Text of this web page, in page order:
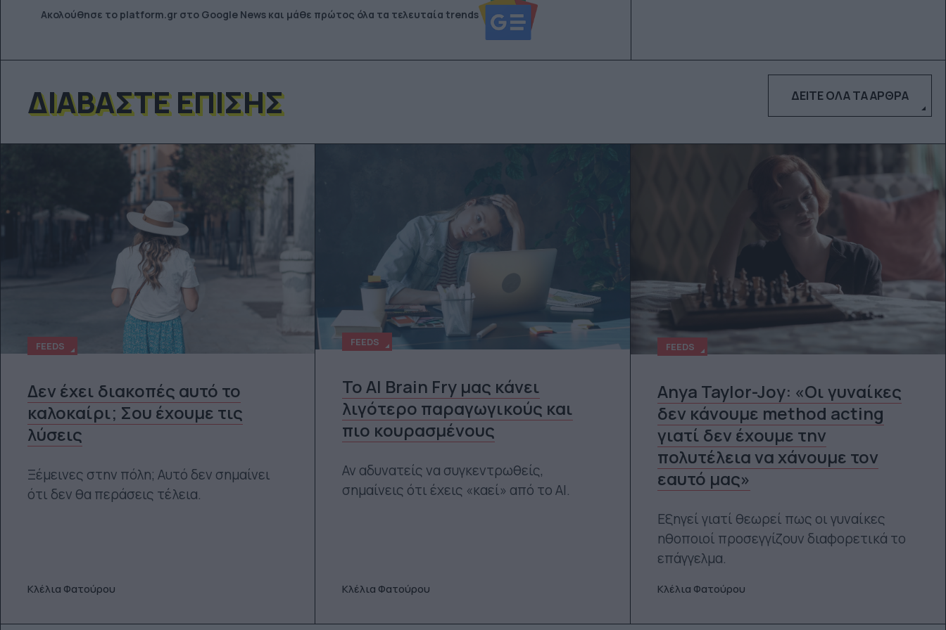
Ακολούθησε το platform.gr στο Google News και μάθε πρώτος όλα τα τελευταία trends
ΔΙΑΒΆΣΤΕ ΕΠΊΣΗΣ
FEEDS
Δεν έχει διακοπές αυτό το
καλοκαίρι; Σου έχουμε τις
λύσεις
Ξέμεινες στην πόλη; Αυτό δεν σημαίνει
ότι δεν θα περάσεις τέλεια.
Κλέλια Φατούρου
FEEDS
Το AI Brain Fry μας κάνει
λιγότερο παραγωγικούς και
πιο κουρασμένους
Αν αδυνατείς να συγκεντρωθείς,
σημαίνεις ότι έχεις «καεί» από το ΑΙ.
Κλέλια Φατούρου
FEEDS
Anya Taylor-Joy: «Οι γυναίκες
δεν κάνουμε method acting
γιατί δεν έχουμε την
πολυτέλεια να χάνουμε τον
εαυτό μας»
Εξηγεί γιατί θεωρεί πως οι γυναίκες
ηθοποιοί προσεγγίζουν διαφορετικά το
επάγγελμα.
Κλέλια Φατούρου
ΔΕΊΤΕ ΌΛΑ ΤΑ ΆΡΘΡΑ